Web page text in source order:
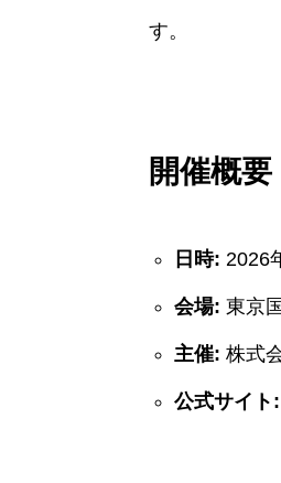
す。
開催概要
日時: 2026
会場: 東京
主催: 株式
公式サイト: